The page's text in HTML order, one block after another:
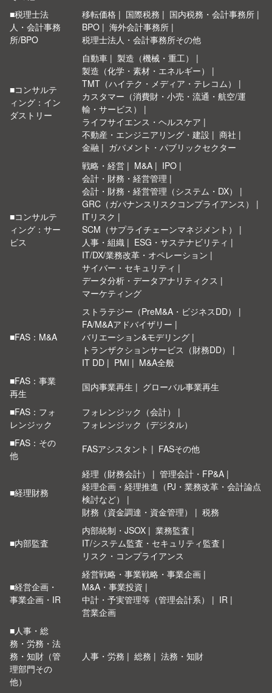
■税理士法
人・会計事務
所/BPO
移転価格 国際税務
国内税務・会計事務所
BPO
海外会計事務所
税理士法人・会計事務所その他
■コンサルテ
ィング：イン
ダストリー
自動車
製造（機械・重工）
製造（化学・素材・エネルギー）
TMT（ハイテク・メディア・テレコム）
カスタマー（消費財・小売・流通・航空/運
輸・サービス）
ライフサイエンス・ヘルスケア
不動産・エンジニアリング・建設
商社
金融
ガバメント・パブリックセクター
■コンサルテ
ィング：サー
ビス
戦略・経営 M&A
IPO
会計・財務・経営管理
会計・財務・経営管理（システム・DX）
GRC（ガバナンスリスクコンプライアンス）
ITリスク
SCM（サプライチェーンマネジメント）
人事・組織
ESG・サステナビリティ
IT/DX/業務改革・オペレーション
サイバー・セキュリティ
データ分析・データアナリティクス
マーケティング
■FAS：M&A
ストラテジー（PreM&A・ビジネスDD）
FA/M&Aアドバイザリー
バリエーション&モデリング
トランザクションサービス（財務DD）
IT DD
PMI
M&A全般
■FAS：事業
再生
国内事業再生 グローバル事業再生
■FAS：フォ
レンジック
フォレンジック（会計）
フォレンジック（デジタル）
■FAS：その
他
FASアシスタント FASその他
■経理財務
経理（財務会計）
管理会計・FP&A
経理企画・経理推進（PJ・業務改革・会計論点
検討など）
財務（資金調達・資金管理）
税務
■内部監査
内部統制・JSOX
業務監査
IT/システム監査・セキュリティ監査
リスク・コンプライアンス
■経営企画・
事業企画・IR
経営戦略・事業戦略・事業企画
M&A・事業投資
中計・予実管理等（管理会計系）
IR
営業企画
■人事・総
務・労務・法
務・知財（管
理部門その
他）
人事・労務 総務 法務・知財